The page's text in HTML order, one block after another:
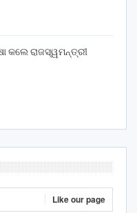
କଲେ ରାଜସ୍ୱମନ୍ତ୍ରୀ
Like our page